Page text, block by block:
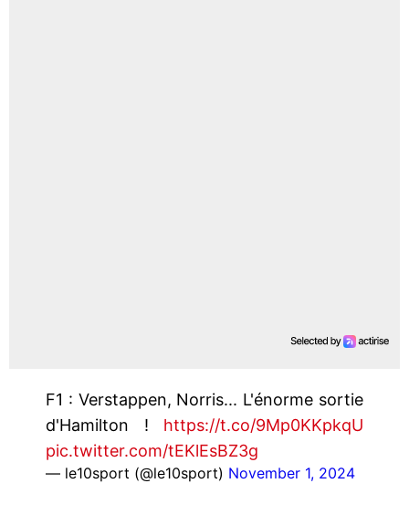
F1 : Verstappen, Norris... L'énorme sortie
d'Hamilton ! https://t.co/9Mp0KKpkqU
pic.twitter.com/tEKlEsBZ3g
— le10sport (@le10sport) November 1, 2024